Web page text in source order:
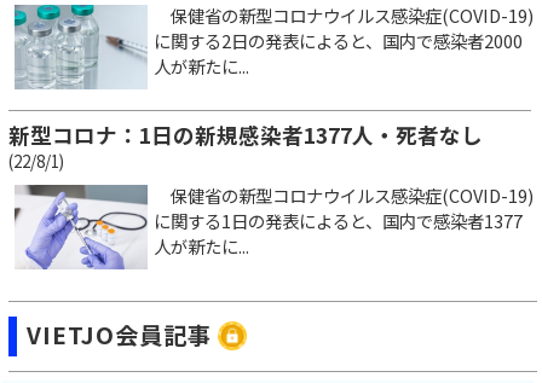
保健省の新型コロナウイルス感染症(COVID-19)
に関する2日の発表によると、国内で感染者2000
人が新たに...
新型コロナ：1日の新規感染者1377人・死者なし
(22/8/1)
保健省の新型コロナウイルス感染症(COVID-19)
に関する1日の発表によると、国内で感染者1377
人が新たに...
VIETJO会員記事